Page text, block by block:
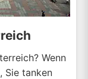
Wenn
Sie tanken